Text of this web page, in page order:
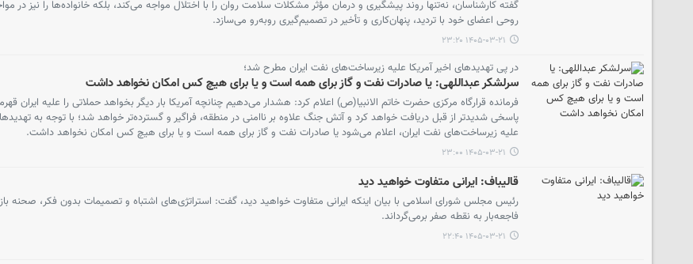
گفته کارشناسان، نه‌تنها روند پیشگیری و درمان مؤثر مشکلات سلامت روان را با اختلال مواجه می‌کند، بلکه خانواده‌ها را نیز در
روحی اعضای خود با تردید، پنهان‌کاری و تأخیر در تصمیم‌گیری روبه‌رو می‌سازد.
۱۴۰۵-۰۳-۲۱ ۲۳:۲۰
در پی تهدیدهای اخیر آمریکا علیه زیرساخت‌های نفت ایران مطرح شد؛
سرلشکر عبداللهی: یا صادرات نفت و گاز برای همه است و یا برای هیچ کس امکان نخواهد داشت
فرمانده قرارگاه مرکزی حضرت خاتم الانبیا(ص) اعلام کرد: هشدار می‌دهیم چنانچه آمریکا بار دیگر بخواهد حملاتی را علیه ایران
پاسخی شدیدتر از قبل دریافت خواهد کرد و آتش جنگ علاوه بر ناامنی در منطقه، فراگیر و گسترده‌تر خواهد شد؛ با توجه به
علیه زیرساخت‌های نفت ایران، اعلام می‌شود یا صادرات نفت و گاز برای همه است و یا برای هیچ کس امکان نخواهد داشت.
۱۴۰۵-۰۳-۲۱ ۲۳:۰۰
قالیباف: ایرانی متفاوت خواهید دید
رئیس مجلس شورای اسلامی با بیان اینکه ایرانی متفاوت خواهید دید، گفت: استراتژی‌های اشتباه و تصمیمات بدون فکر، صحنه
فاجعه‌بار به نقطه صفر برمی‌گرداند.
۱۴۰۵-۰۳-۲۱ ۲۲:۴۰